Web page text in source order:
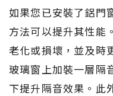
如果您已安裝了鋁門
方法可以提升其性能
老化或損壞，並及時
玻璃窗上加裝一層隔
下提升隔音效果。此